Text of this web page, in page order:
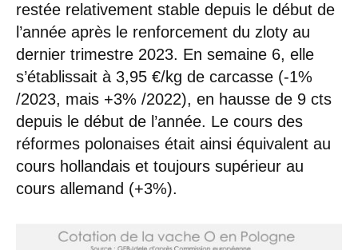
restée relativement stable depuis le début de
l’année après le renforcement du zloty au
dernier trimestre 2023. En semaine 6, elle
s’établissait à 3,95 €/kg de carcasse (-1%
/2023, mais +3% /2022), en hausse de 9 cts
depuis le début de l’année. Le cours des
réformes polonaises était ainsi équivalent au
cours hollandais et toujours supérieur au
cours allemand (+3%).